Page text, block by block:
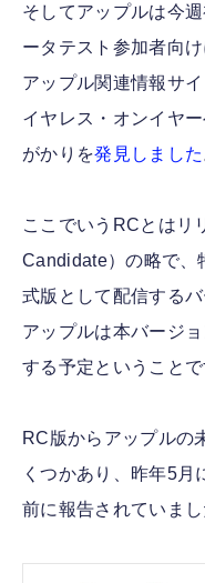
そしてアップルは今
ータテスト参加者向
アップル関連情報サ
イヤレス・オンイヤ
がかりを発見しました
ここでいうRCとはリ
Candidate）の略で、
式版として配信する
アップルは本バージ
する予定ということで
RC版からアップルの
くつかあり、昨年5
前に報告されていまし